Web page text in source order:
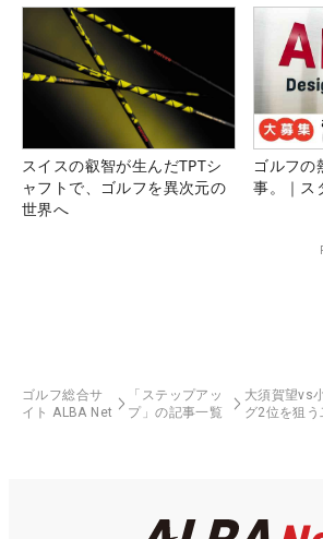
スイスの叡智が生んだTPTシ
ャフトで、ゴルフを異次元の
世界へ
ゴルフの
事。｜ス
ゴルフ総合サ
イト ALBA Net
「ステップアッ
プ」の記事一覧
大須賀望vs
グ2位を狙う